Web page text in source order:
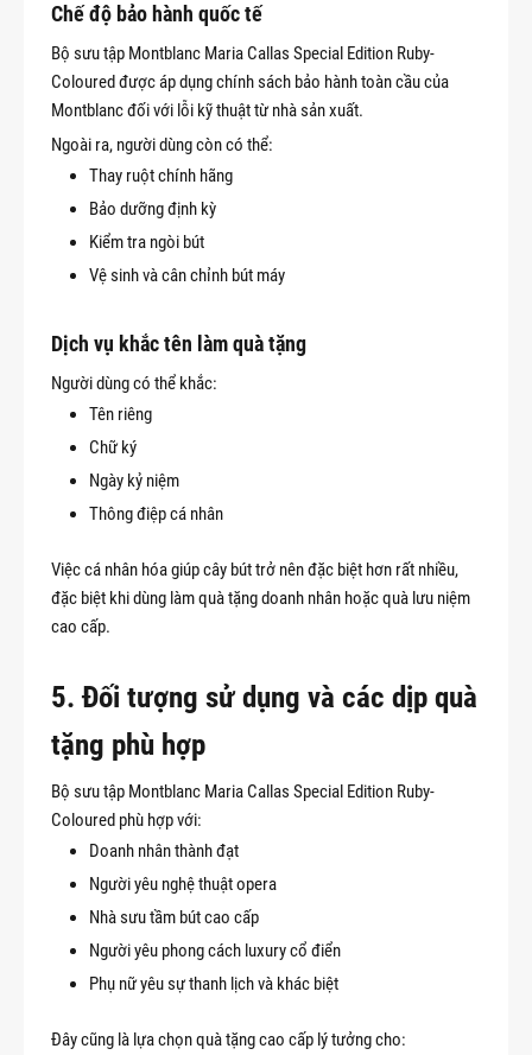
Chế độ bảo hành quốc tế
Bộ sưu tập Montblanc Maria Callas Special Edition Ruby-
Coloured được áp dụng chính sách bảo hành toàn cầu của
Montblanc đối với lỗi kỹ thuật từ nhà sản xuất.
Ngoài ra, người dùng còn có thể:
Thay ruột chính hãng
Bảo dưỡng định kỳ
Kiểm tra ngòi bút
Vệ sinh và cân chỉnh bút máy
Dịch vụ khắc tên làm quà tặng
Người dùng có thể khắc:
Tên riêng
Chữ ký
Ngày kỷ niệm
Thông điệp cá nhân
Việc cá nhân hóa giúp cây bút trở nên đặc biệt hơn rất nhiều,
đặc biệt khi dùng làm quà tặng doanh nhân hoặc quà lưu niệm
cao cấp.
5. Đối tượng sử dụng và các dịp quà
tặng phù hợp
Bộ sưu tập Montblanc Maria Callas Special Edition Ruby-
Coloured phù hợp với:
Doanh nhân thành đạt
Người yêu nghệ thuật opera
Nhà sưu tầm bút cao cấp
Người yêu phong cách luxury cổ điển
Phụ nữ yêu sự thanh lịch và khác biệt
Đây cũng là lựa chọn quà tặng cao cấp lý tưởng cho: